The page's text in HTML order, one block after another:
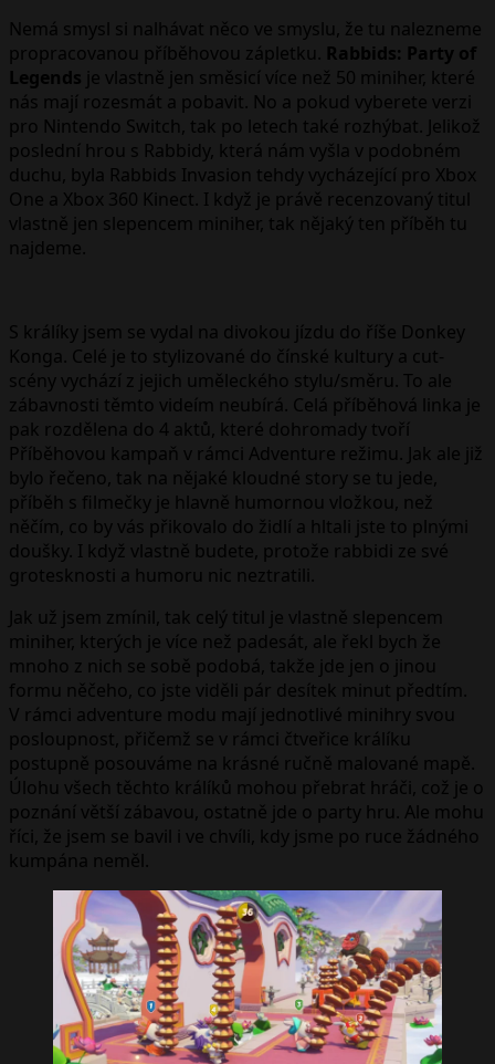
Nemá smysl si nalhávat něco ve smyslu, že tu nalezneme
propracovanou příběhovou zápletku. Rabbids: Party of
Legends je vlastně jen směsicí více než 50 miniher, které
nás mají rozesmát a pobavit. No a pokud vyberete verzi
pro Nintendo Switch, tak po letech také rozhýbat. Jelikož
poslední hrou s Rabbidy, která nám vyšla v podobném
duchu, byla Rabbids Invasion tehdy vycházející pro Xbox
One a Xbox 360 Kinect. I když je právě recenzovaný titul
vlastně jen slepencem miniher, tak nějaký ten příběh tu
najdeme.
S králíky jsem se vydal na divokou jízdu do říše Donkey
Konga. Celé je to stylizované do čínské kultury a cut-
scény vychází z jejich uměleckého stylu/směru. To ale
zábavnosti těmto videím neubírá. Celá příběhová linka je
pak rozdělena do 4 aktů, které dohromady tvoří
Příběhovou kampaň v rámci Adventure režimu. Jak ale již
bylo řečeno, tak na nějaké kloudné story se tu jede,
příběh s filmečky je hlavně humornou vložkou, než
něčím, co by vás přikovalo do židlí a hltali jste to plnými
doušky. I když vlastně budete, protože rabbidi ze své
grotesknosti a humoru nic neztratili.
Jak už jsem zmínil, tak celý titul je vlastně slepencem
miniher, kterých je více než padesát, ale řekl bych že
mnoho z nich se sobě podobá, takže jde jen o jinou
formu něčeho, co jste viděli pár desítek minut předtím.
V rámci adventure modu mají jednotlivé minihry svou
posloupnost, přičemž se v rámci čtveřice králíku
postupně posouváme na krásné ručně malované mapě.
Úlohu všech těchto králíků mohou přebrat hráči, což je o
poznání větší zábavou, ostatně jde o party hru. Ale mohu
říci, že jsem se bavil i ve chvíli, kdy jsme po ruce žádného
kumpána neměl.